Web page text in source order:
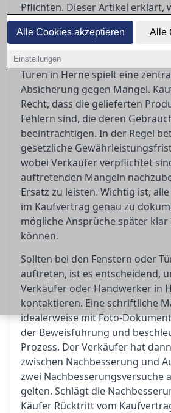
Alle Cookies akzeptieren Alle
Einstellungen
Pflichten. Dieser Artikel erklärt,
Problemen richtig vorgehen und
sorgfältige Vertragsgestaltung
Die Gewährleistung beim Kauf
Türen in Herne spielt eine
Absicherung gegen Mängel.
Recht, dass die gelieferten
Fehlern sind, die deren
beeinträchtigen. In der Regel
gesetzliche
wobei Verkäufer verpflichtet
auftretenden Mängeln
Ersatz zu leisten. Wichtig ist,
im Kaufvertrag genau zu
mögliche Ansprüche später
können.
Sollten bei den Fenstern oder
auftreten, ist es entscheidend,
Verkäufer oder Handwerker in
kontaktieren. Eine schriftliche
idealerweise mit Foto-
der Beweisführung und
Prozess. Der Verkäufer hat
zwischen Nachbesserung und
zwei Nachbesserungsversuche
gelten. Schlägt die
Käufer Rücktritt vom